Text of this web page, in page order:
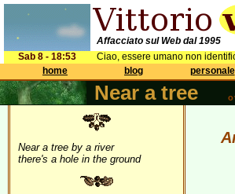
Affacciato sul Web dal 1995
Sab 8 - 18:53
Ciao, essere umano non
home
blog personale
Near a tree
Near a tree by a river
there's a hole in the ground